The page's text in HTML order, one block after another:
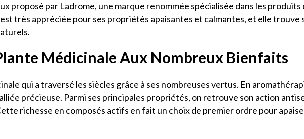
proposé par Ladrome, une marque renommée spécialisée dans les
très appréciée pour ses propriétés apaisantes et calmantes, et elle trouve
Médicinale Aux Nombreux Bienfaits
qui a traversé les siècles grâce à ses nombreuses vertus. En
précieuse. Parmi ses principales propriétés, on retrouve son action
richesse en composés actifs en fait un choix de premier ordre pour